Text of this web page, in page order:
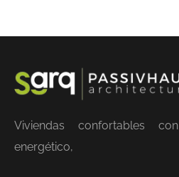
Viviendas confortables
energético,